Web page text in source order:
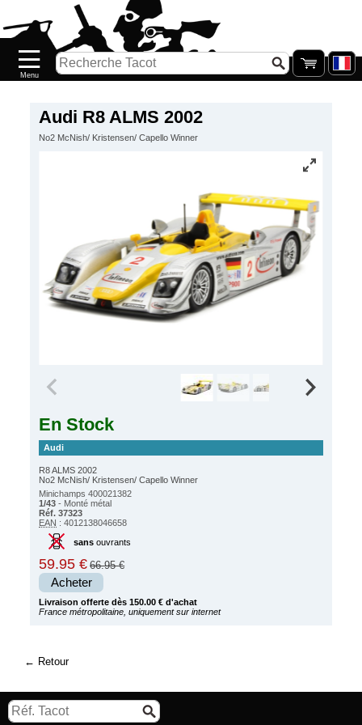
Audi R8 ALMS 2002
No2 McNish/ Kristensen/ Capello Winner
En Stock
Audi
R8 ALMS 2002
No2 McNish/ Kristensen/ Capello Winner
Minichamps 400021382
1/43 - Monté métal
Réf. 37323
EAN : 4012138046658
sansouvrants
59.95 € 66.95 €
Acheter
Livraison offerte dès 150.00 € d'achat
France métropolitaine, uniquement sur internet
Retour
Nouveautés
Catalogue/Stock